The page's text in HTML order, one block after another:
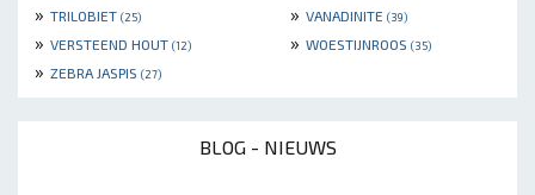
» TRILOBIET (25) » VANADINITE (39)
» VERSTEEND HOUT (12) » WOESTIJNROOS (35)
» ZEBRA JASPIS (27)
BLOG - NIEUWS